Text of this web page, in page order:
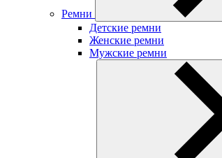
Ремни
Детские ремни
Женские ремни
Мужские ремни